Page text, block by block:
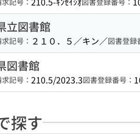
立図書館
記号： ２１０．５／キン／図書登録
図書館
記号： 210.5/2023.3図書登録番号：
探す